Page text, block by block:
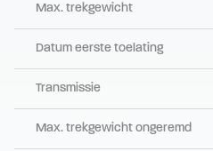
Max. trekgewicht
Datum eerste toelating
Transmissie
Max. trekgewicht ongeremd